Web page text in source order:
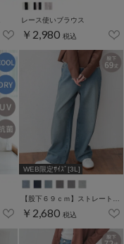
レース使いブラウス
￥2,980 税込
WEB限定ｻｲｽﾞ[3L]
￥2,680 税込